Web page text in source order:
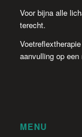
Voor bijna alle
terecht.
aanvulling op een
MENU